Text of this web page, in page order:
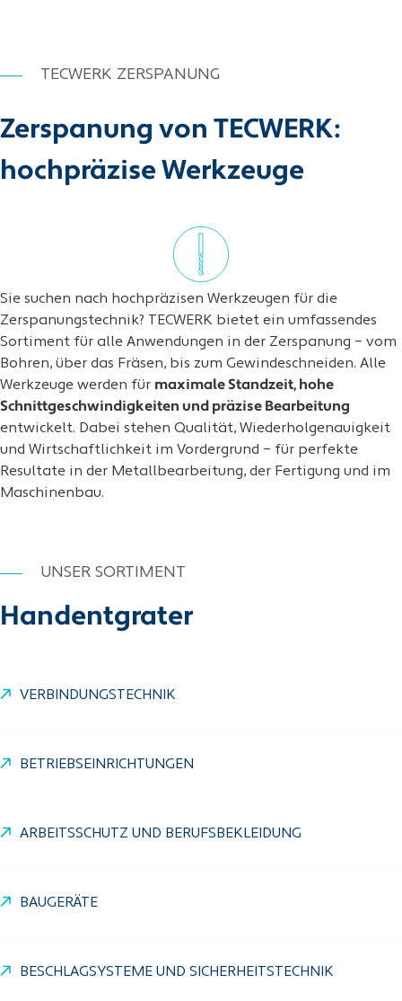
Zerspanung von TECWERK:
hochpräzise Werkzeuge
TECWERK ZERSPANUNG
Sie suchen nach hochpräzisen Werkzeugen für die
Zerspanungstechnik? TECWERK bietet ein umfassendes
Sortiment für alle Anwendungen in der Zerspanung – vom
Bohren, über das Fräsen, bis zum Gewindeschneiden. Alle
Werkzeuge werden für maximale Standzeit, hohe
Schnittgeschwindigkeiten und präzise Bearbeitung
entwickelt. Dabei stehen Qualität, Wiederholgenauigkeit
und Wirtschaftlichkeit im Vordergrund – für perfekte
Resultate in der Metallbearbeitung, der Fertigung und im
Maschinenbau.
UNSER SORTIMENT
Handentgrater
VERBINDUNGSTECHNIK
BETRIEBSEINRICHTUNGEN
ARBEITSSCHUTZ UND BERUFSBEKLEIDUNG
BAUGERÄTE
BESCHLAGSYSTEME UND SICHERHEITSTECHNIK